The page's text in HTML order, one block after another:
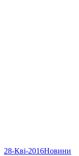
28-Кві-2016Новини